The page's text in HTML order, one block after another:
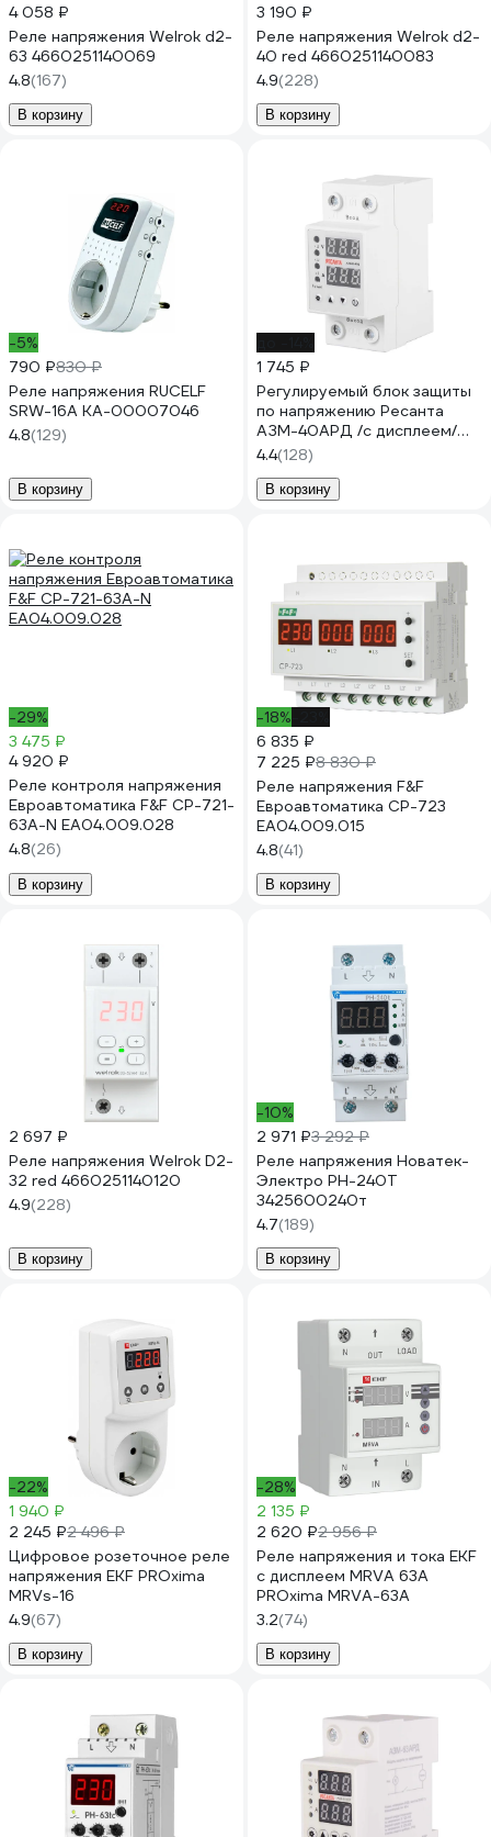
4 058 ₽
Реле напряжения Welrok d2-
63 4660251140069
4.8(167)
В корзину
3 190 ₽
Реле напряжения Welrok d2-
40 red 4660251140083
4.9(228)
В корзину
-5%
790 ₽830 ₽
Реле напряжения RUCELF
SRW-16A КА-00007046
4.8(129)
В корзину
1 745 ₽
Регулируемый блок защиты
по напряжению Ресанта
АЗМ-40АРД /с дисплеем/
61/22/30
4.4(128)
В корзину
-29%
3 475 ₽
4 920 ₽
Реле контроля напряжения
Евроавтоматика F&F CP-721-
63A-N EA04.009.028
4.8(26)
В корзину
-18%
6 835 ₽
7 225 ₽8 830 ₽
Реле напряжения F&F
Евроавтоматика CP-723
EA04.009.015
4.8(41)
В корзину
2 697 ₽
Реле напряжения Welrok D2-
32 red 4660251140120
4.9(228)
В корзину
-10%
2 971 ₽3 292 ₽
Реле напряжения Новатек-
Электро РН-240Т
3425600240т
4.7(189)
В корзину
-22%
1 940 ₽
2 245 ₽2 496 ₽
Цифровое розеточное реле
напряжения EKF PROxima
MRVs-16
4.9(67)
В корзину
-28%
2 135 ₽
2 620 ₽2 956 ₽
Реле напряжения и тока EKF
с дисплеем MRVA 63A
PROxima MRVA-63A
3.2(74)
В корзину